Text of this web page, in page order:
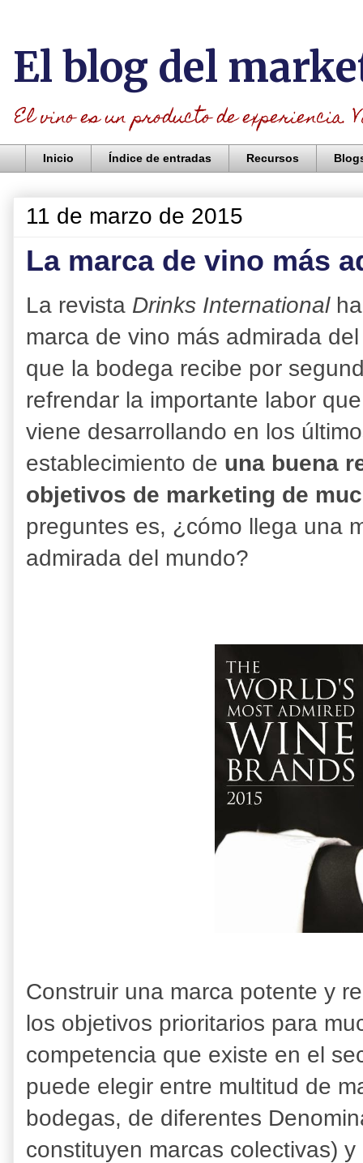
El blog del
El vino es un producto de
Inicio Índice de entradas Recursos
11 de marzo de 2015
La marca de vino más
La revista Drinks International
marca de vino más admirada
que la bodega recibe por
refrendar la importante labor
viene desarrollando en los
establecimiento de una buena
objetivos de marketing de
preguntes es, ¿cómo llega una
admirada del mundo?
Construir una marca potente y
los objetivos prioritarios para
competencia que existe en el
puede elegir entre multitud de
bodegas, de diferentes
constituyen marcas colectivas)